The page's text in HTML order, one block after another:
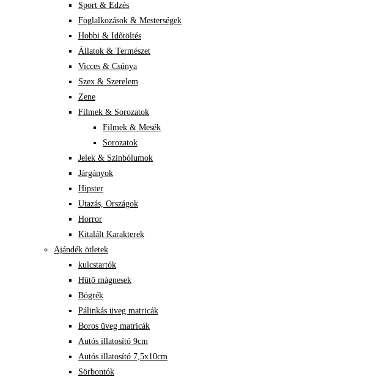
Sport & Edzés
Foglalkozások & Mesterségek
Hobbi & Időtöltés
Állatok & Természet
Vicces & Csúnya
Szex & Szerelem
Zene
Filmek & Sorozatok
Filmek & Mesék
Sorozatok
Jelek & Szinbólumok
Járgányok
Hipster
Utazás, Országok
Horror
Kitalált Karakterek
Ajándék ötletek
kulcstartók
Hűtő mágnesek
Bögrék
Pálinkás üveg matricák
Boros üveg matricák
Autós illatosító 9cm
Autós illatosító 7,5x10cm
Sörbontók